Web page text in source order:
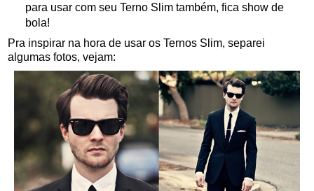
para usar com seu Terno Slim também, fica show de
bola!
Pra inspirar na hora de usar os Ternos Slim, separei
algumas fotos, vejam: